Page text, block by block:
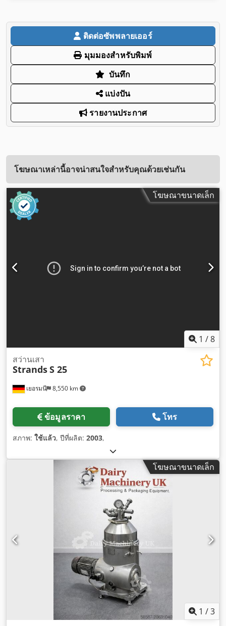
ติดต่อซัพพลายเออร์
มุมมองสำหรับพิมพ์
บันทึก
แบ่งปัน
รายงานประกาศ
โฆษณาเหล่านี้อาจน่าสนใจสำหรับคุณด้วยเช่นกัน
โฆษณาขนาดเล็ก
1 /8
เยอรมนี 8,550 km
สว่านเสา
StrandsS 25
ข้อมูลราคา โทร
สภาพ: ใช้แล้ว, ปีที่ผลิต: 2003,
โฆษณาขนาดเล็ก
1 /3